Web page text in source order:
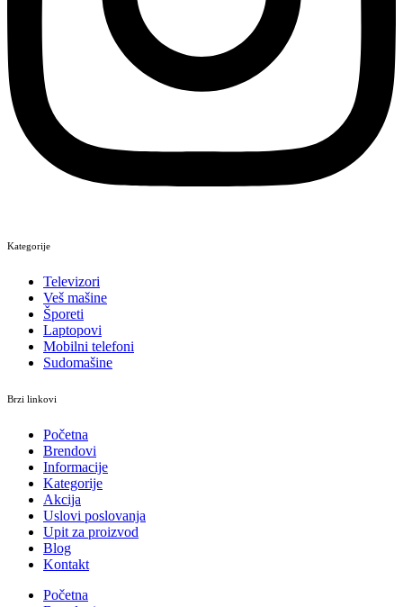
Kategorije
Televizori
Veš mašine
Šporeti
Laptopovi
Mobilni telefoni
Sudomašine
Brzi linkovi
Početna
Brendovi
Informacije
Kategorije
Akcija
Uslovi poslovanja
Upit za proizvod
Blog
Kontakt
Početna